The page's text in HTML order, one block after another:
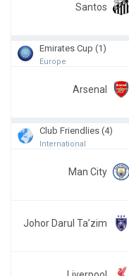
Santos
Emirates Cup (1)
Europe
Arsenal
Club Friendlies (4)
International
Man City
Johor Darul Ta’zim